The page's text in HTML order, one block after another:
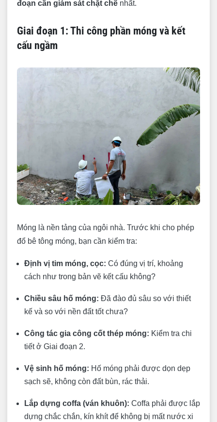
đoạn cần giám sát chặt chẽ nhất.
Giai đoạn 1: Thi công phần móng và kết
cấu ngầm
Móng là nền tảng của ngôi nhà. Trước khi cho phép
đổ bê tông móng, bạn cần kiểm tra:
Định vị tim móng, cọc: Có đúng vị trí, khoảng
cách như trong bản vẽ kết cấu không?
Chiều sâu hố móng: Đã đào đủ sâu so với thiết
kế và so với nền đất tốt chưa?
Công tác gia công cốt thép móng: Kiểm tra chi
tiết ở Giai đoạn 2.
Vệ sinh hố móng: Hố móng phải được dọn dẹp
sạch sẽ, không còn đất bùn, rác thải.
Lắp dựng coffa (ván khuôn): Coffa phải được lắp
dựng chắc chắn, kín khít để không bị mất nước xi